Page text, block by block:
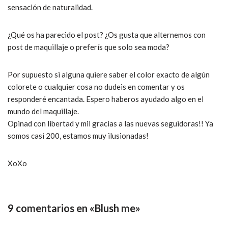
sensación de naturalidad.
¿Qué os ha parecido el post? ¿Os gusta que alternemos con
post de maquillaje o preferís que solo sea moda?
Por supuesto si alguna quiere saber el color exacto de algún
colorete o cualquier cosa no dudeis en comentar y os
responderé encantada. Espero haberos ayudado algo en el
mundo del maquillaje.
Opinad con libertad y mil gracias a las nuevas seguidoras!! Ya
somos casi 200, estamos muy ilusionadas!
XoXo
9 comentarios en «Blush me»